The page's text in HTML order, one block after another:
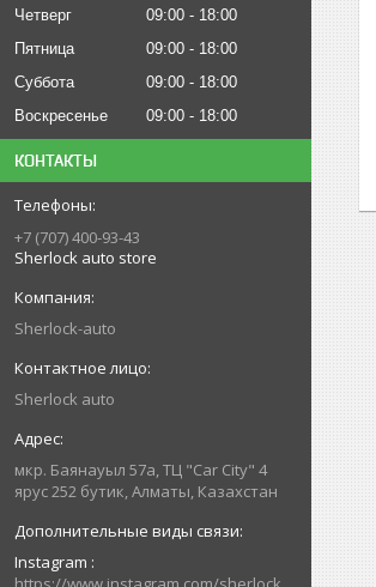
Четверг
09:00
18:00
Пятница
09:00
18:00
Суббота
09:00
18:00
Воскресенье
09:00 18:00
КОНТАКТЫ
+7 (707) 400-93-43
Sherlock auto store
Sherlock-auto
Sherlock auto
мкр. Баянауыл 57а, ТЦ "Car Сity" 4
ярус 252 бутик, Алматы, Казахстан
Instagram